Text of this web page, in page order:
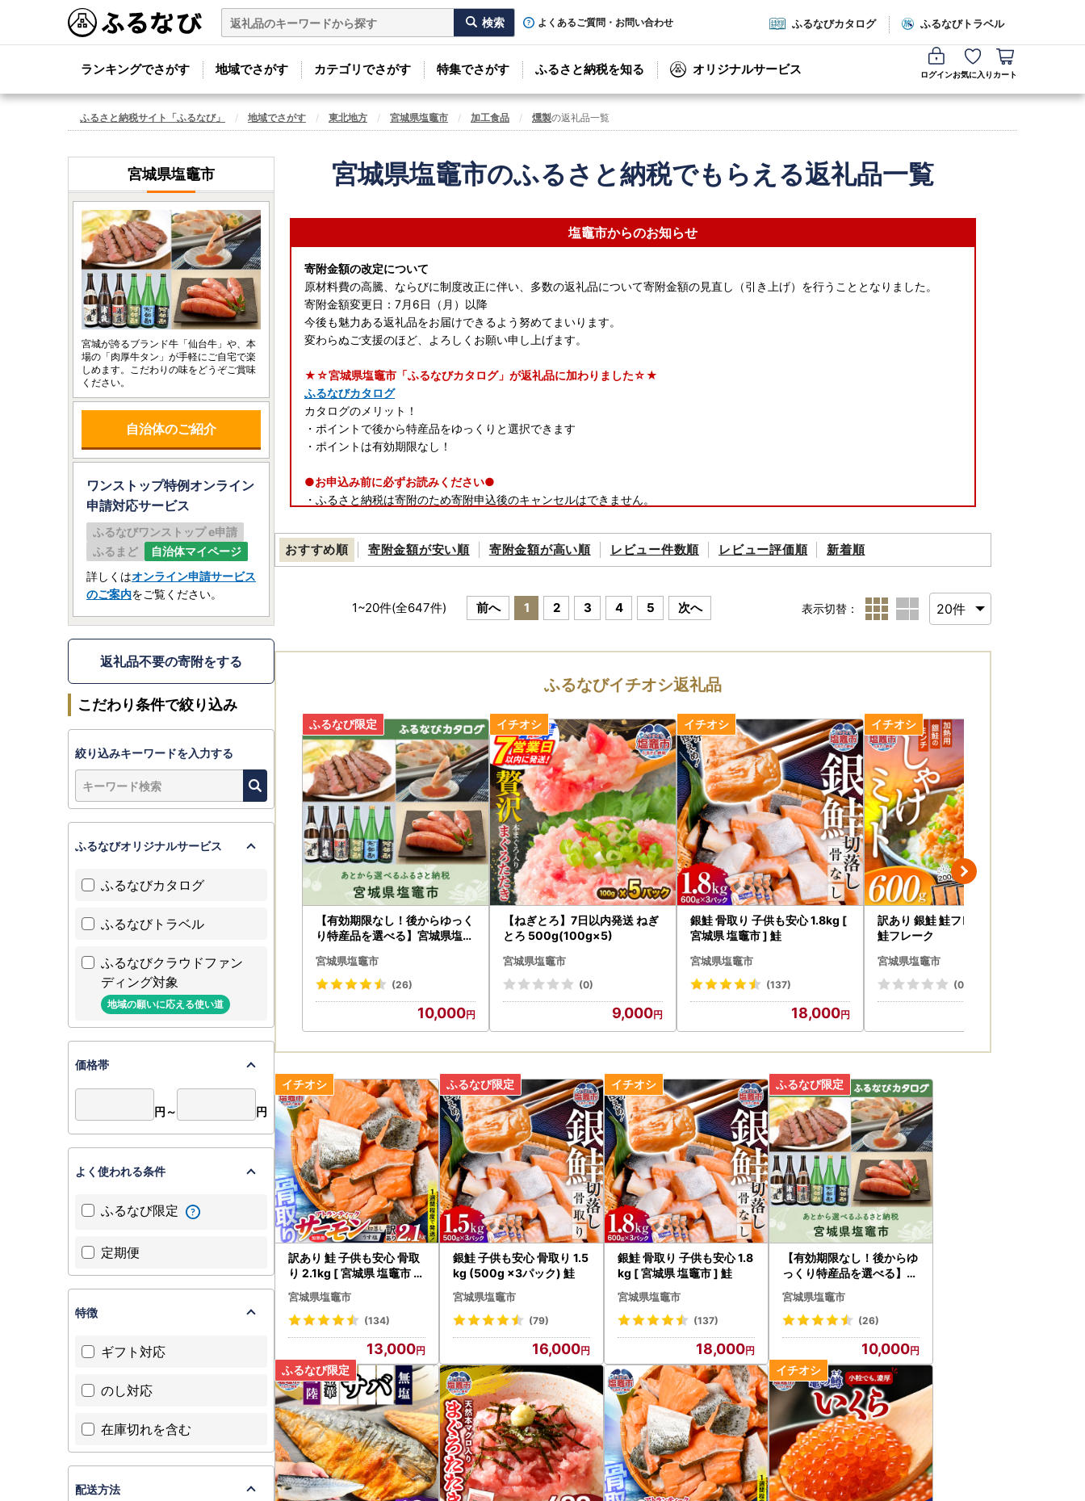
よくあるご質問・お問い合わせ ふるなびカタログ ふるなびトラベル
ランキングでさがす 地域でさがす カテゴリでさがす 特集でさがす ふるさと納税を知る オリジナルサービス ログインお気に入り カート
ふるさと納税サイト「ふるなび」 地域でさがす 東北地方 宮城県塩竈市 加工食品 燻製の返礼品一覧
宮城県塩竈市のふるさと納税でもらえる返礼品一覧
塩竈市からのお知らせ
寄附金額の改定について
原材料費の高騰、ならびに制度改正に伴い、多数の返礼品について寄附金額の見直し（引き上げ）を行うこととなりました。
寄附金額変更日：7月6日（月）以降
今後も魅力ある返礼品をお届けできるよう努めてまいります。
変わらぬご支援のほど、よろしくお願い申し上げます。
★☆宮城県塩竈市「ふるなびカタログ」が返礼品に加わりました☆★
ふるなびカタログ
カタログのメリット！
・ポイントで後から特産品をゆっくりと選択できます
・ポイントは有効期限なし！
●お申込み前に必ずお読みください●
・ふるさと納税は寄附のため寄附申込後のキャンセルはできません。
★返礼品について
・冷蔵・冷凍配送のお品につきましては、離島への配送は受付ておりません。
・出荷準備後の返礼品の配送先変更については、直接配送業者へご依頼をお願いいたします。
※出荷後の転送サービスにより受け取る場合は、転送料金(受取人着払い)が発生しますので、ご了承ください。当市で負担はいた
・返礼品の発送時にはメールにて出荷通知メールをお送りさせていただいております。
【返礼品のアフター保証についてのご案内】
※返礼品の受取後、すぐに返礼品の状態をご確認ください※
配送中の衝撃や温度変化などにより、返礼品の品質に不備が生じる可能性がございます。
万が一、到着した返礼品にひどい傷みや破損がございましたら、到着後速やかに状態が確認できる画像を撮影し、返礼品到着後3
日以内にメール添付の上、お問い合わせ先までご連絡ください。
・到着後の時間経過による状態の変化や劣化の場合、画像データがないものは対応できかねる場合がございます。
お問い合わせ先
株式会社フロムゼロ 宮城営業所
〒985-0042 宮城県塩竈市玉川1丁目2-37-1
TEL：050-3644-2671（平日9：00～17：00）
メール：csshiogama@fromzero.pro
※土日祝日、年末年始は休業です。
※メールの返信は翌営業日以降となりますので、ご了承ください。
※内容により回答までお時間を頂く場合がございます。
＜ヤマト運輸 お届け先変更(転送)サービスの有料化について＞
2023年8月1日から、寄附申込後に、お届け先を変更する場合は、【お届け先(配送先)様ご負担】で、送り状記載のお届け先から
変更後のお届け先までの運賃(定価・着払い)が加金されることとなりました。
●番地やマンション名、部屋番号等の記載漏れがないか、十分確認してください。
●長期不在や引越し等のご予定がある場合は、あらかじめお知らせください。
おすすめ順 寄附金額が安い順 寄附金額が高い順 レビュー件数順 レビュー評価順 新着順
1~20件(全647件) 前へ 1 2 3 4 5 次へ 表示切替：
ふるなびイチオシ返礼品
【有効期限なし！後からゆっく
り特産品を選べる】宮城県塩竈
宮城県塩竈市
(26)
10,000
【ねぎとろ】7日以内発送 ねぎ
とろ 500g(100g×5)
宮城県塩竈市
(0)
9,000
銀鮭 骨取り 子供も安心 1.8kg [
宮城県 塩竈市 ] 鮭
宮城県塩竈市
(137)
18,000
訳あり 銀鮭 鮭フレーク 600g
鮭フレーク
宮城県塩竈市
(0)
訳あり 鮭 子供も安心 骨取
り 2.1kg [ 宮城県 塩竈市 ]
鮭
宮城県塩竈市
(134)
13,000
銀鮭 子供も安心 骨取り 1.5
kg (500g ×3パック) 鮭
宮城県塩竈市
(79)
16,000
銀鮭 骨取り 子供も安心 1.8
kg [ 宮城県 塩竈市 ] 鮭
宮城県塩竈市
(137)
18,000
【有効期限なし！後からゆ
っくり特産品を選べる】宮
城県塩竈市カタログポイン
ト
宮城県塩竈市
(26)
10,000
宮城県塩竈市
宮城が誇るブランド牛「仙台牛」や、本
場の「肉厚牛タン」が手軽にご自宅で楽
しめます。こだわりの味をどうぞご賞味
ください。
自治体のご紹介
ワンストップ特例オンライン
申請対応サービス
ふるなびワンストップ e申請
ふるまど
自治体マイページ
詳しくはオンライン申請サービス
のご案内をご覧ください。
返礼品不要の寄附をする
こだわり条件で絞り込み
絞り込みキーワードを入力する
ふるなびオリジナルサービス
ふるなびカタログ
ふるなびトラベル
ふるなびクラウドファン
ディング対象
地域の願いに応える使い道
価格帯
円～ 円
よく使われる条件
ふるなび限定
定期便
特徴
ギフト対応
のし対応
在庫切れを含む
配送方法